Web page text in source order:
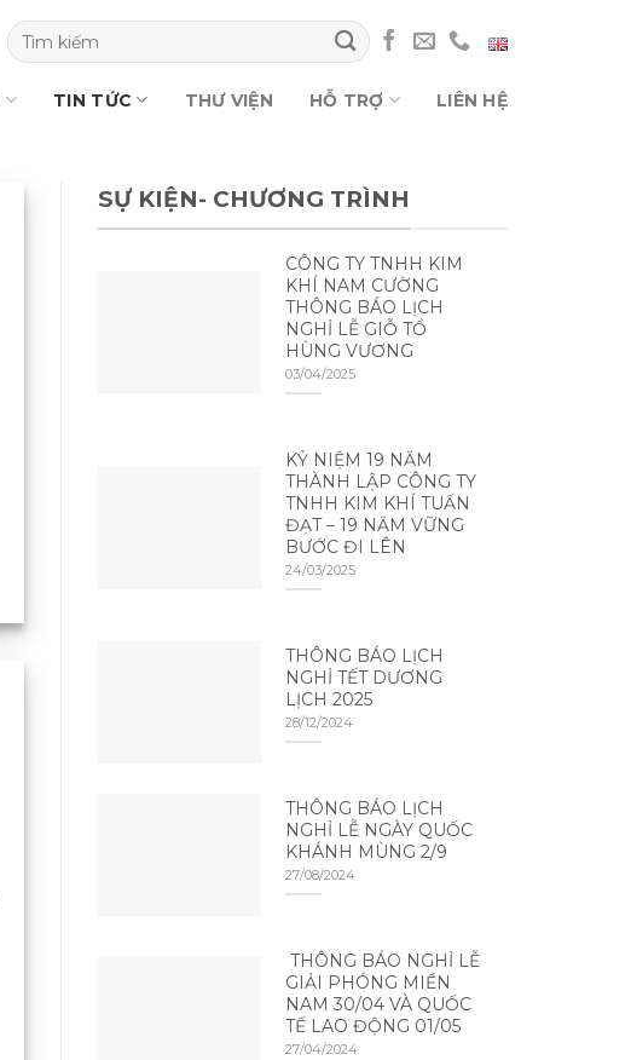
TIN TỨC THƯ VIỆN HỖ TRỢ LIÊN HỆ
SỰ KIỆN- CHƯƠNG TRÌNH
CÔNG TY TNHH KIM
KHÍ NAM CƯỜNG
THÔNG BÁO LỊCH
NGHỈ LỄ GIỖ TỔ
HÙNG VƯƠNG
03/04/2025
KỶ NIỆM 19 NĂM
THÀNH LẬP CÔNG TY
TNHH KIM KHÍ TUẤN
ĐẠT – 19 NĂM VỮNG
BƯỚC ĐI LÊN
24/03/2025
THÔNG BÁO LỊCH
NGHỈ TẾT DƯƠNG
LỊCH 2025
28/12/2024
THÔNG BÁO LỊCH
NGHỈ LỄ NGÀY QUỐC
KHÁNH MÙNG 2/9
27/08/2024
THÔNG BÁO NGHỈ LỄ
GIẢI PHÓNG MIỀN
NAM 30/04 VÀ QUỐC
TẾ LAO ĐỘNG 01/05
27/04/2024